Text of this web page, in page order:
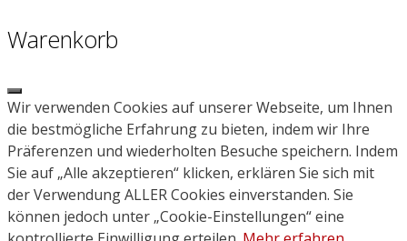
Warenkorb
Close
Wir verwenden Cookies auf unserer Webseite, um Ihnen
die bestmögliche Erfahrung zu bieten, indem wir Ihre
Präferenzen und wiederholten Besuche speichern. Indem
Sie auf „Alle akzeptieren“ klicken, erklären Sie sich mit
der Verwendung ALLER Cookies einverstanden. Sie
können jedoch unter „Cookie-Einstellungen“ eine